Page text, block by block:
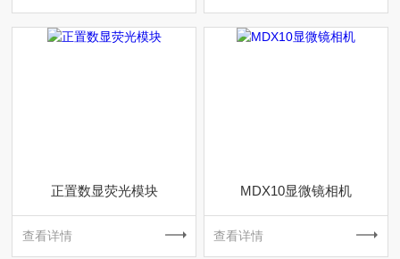
正置数显荧光模块
查看详情
MDX10显微镜相机
查看详情